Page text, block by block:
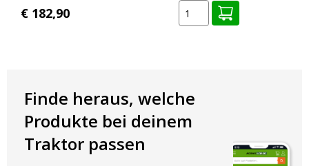
€ 182,90
Finde heraus, welche
Produkte bei deinem
Traktor passen